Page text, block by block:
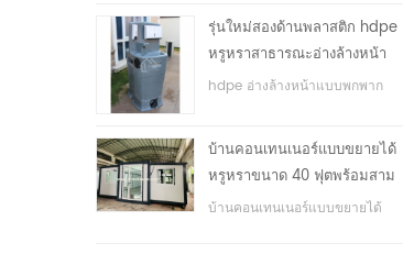
ห้องน้ำและระบบไฟฟ้า
รุ่นใหม่สองด้านพลาสติก hdpe
หรูหราสาธารณะอ่างล้างหน้า
มือ
hdpe อ่างล้างหน้าแบบพกพาก
nbsp;
บ้านคอนเทนเนอร์แบบขยายได้
หรูหราขนาด 40 ฟุตพร้อมสาม
ห้องนอน
บ้านคอนเทนเนอร์แบบขยายได้